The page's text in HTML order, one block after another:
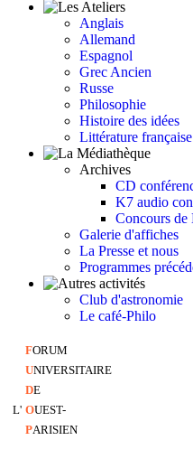
Anglais
Allemand
Espagnol
Grec Ancien
Russe
Philosophie
Histoire des idées
Littérature française
Archives
CD
K7 audio
Concours de
Galerie d'affiches
La Presse et nous
Programmes
Club d'astronomie
Le café-Philo
FORUM
UNIVERSITAIRE
DE
L' OUEST-
PARISIEN